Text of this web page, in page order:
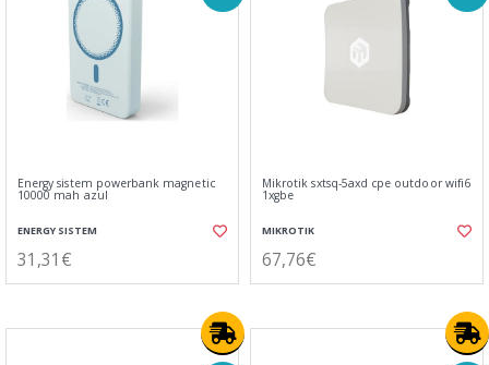
Energy sistem powerbank magnetic
10000 mah azul
ENERGY SISTEM
31,31€
Mikrotik sxtsq-5axd cpe outdoor wifi6
1xgbe
MIKROTIK
67,76€